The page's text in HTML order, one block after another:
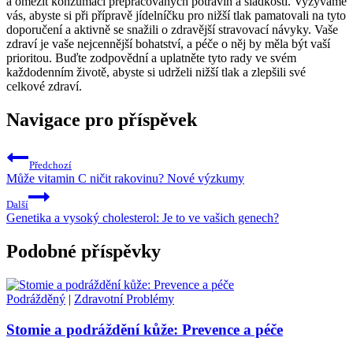
vás, abyste si při přípravě jídelníčku pro nižší tlak pamatovali na tyto
doporučení a aktivně se snažili o zdravější stravovací návyky. Vaše
zdraví je vaše nejcennější bohatství, a péče o něj by měla být vaší
prioritou. Buďte zodpovědní a uplatněte tyto rady ve svém
každodenním životě, abyste si udrželi nižší tlak a zlepšili své
celkové zdraví.
Navigace pro příspěvek
Předchozí
Může vitamin C ničit rakovinu? Nové výzkumy
Další
Genetika a vysoký cholesterol: Je to ve vašich genech?
Podobné příspěvky
Podrážděný | Zdravotní Problémy
Stomie a podráždění kůže: Prevence a péče